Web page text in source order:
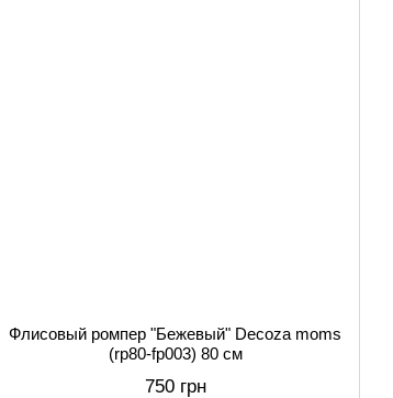
Флисовый ромпер "Бежевый" Decoza moms
(rp80-fp003) 80 см
750 грн